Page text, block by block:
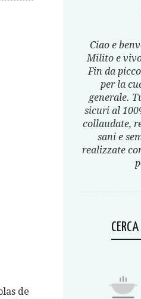
de
Ciao e
Milito e
Fin da
per la
generale.
sicuri al
collaudate,
sani e
realizzate